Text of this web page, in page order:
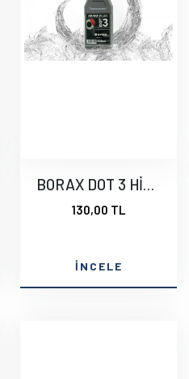
BORAX DOT 3 HİDROLİK
130,00 TL
İNCELE